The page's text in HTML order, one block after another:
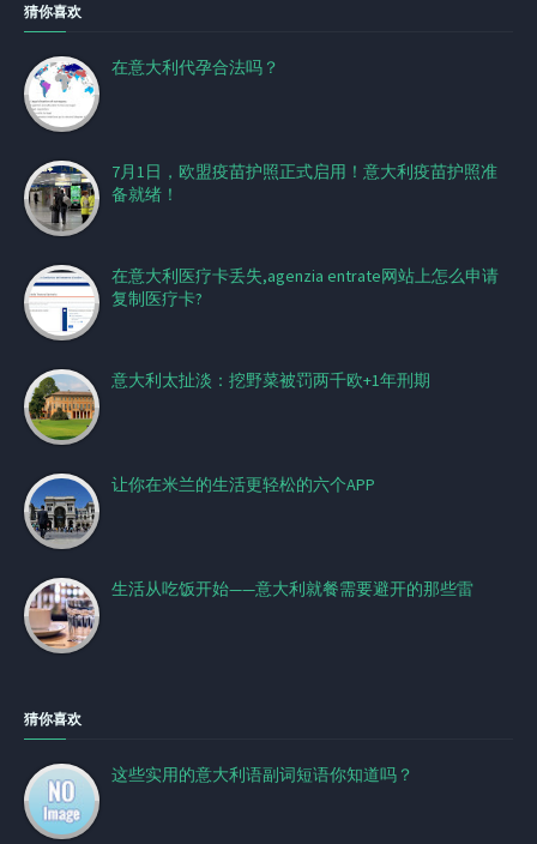
猜你喜欢
在意大利代孕合法吗？
7月1日，欧盟疫苗护照正式启用！意大利疫苗护照准
备就绪！
在意大利医疗卡丢失,agenzia entrate网站上怎么申请
复制医疗卡?
意大利太扯淡：挖野菜被罚两千欧+1年刑期
让你在米兰的生活更轻松的六个APP
生活从吃饭开始——意大利就餐需要避开的那些雷
猜你喜欢
这些实用的意大利语副词短语你知道吗？